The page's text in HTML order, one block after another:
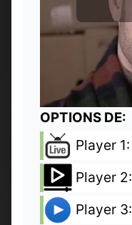
OPTIONS DE:
Player 1:
Player 2:
Player 3: